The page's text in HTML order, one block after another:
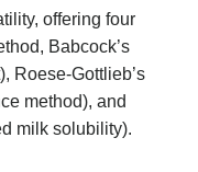
offering four
Babcock’s
Roese-Gottlieb’s
method), and
milk solubility).